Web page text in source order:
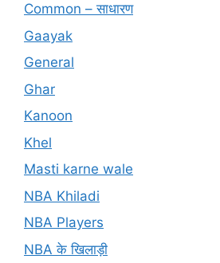
Common – साधारण
Gaayak
General
Ghar
Kanoon
Khel
Masti karne wale
NBA Khiladi
NBA Players
NBA के खिलाड़ी